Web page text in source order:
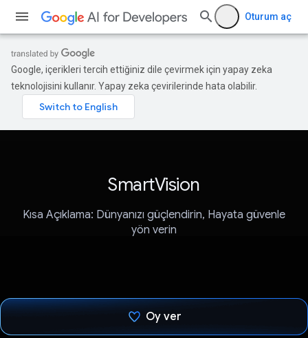
Oturum aç
Google, içerikleri tercih ettiğiniz dile çevirmek için yapay zeka
teknolojisini kullanır. Yapay zeka çevirilerinde hata olabilir.
SmartVision
Kısa Açıklama: Dünyanızı güçlendirin, Hayata güvenle
yön verin
Oy ver